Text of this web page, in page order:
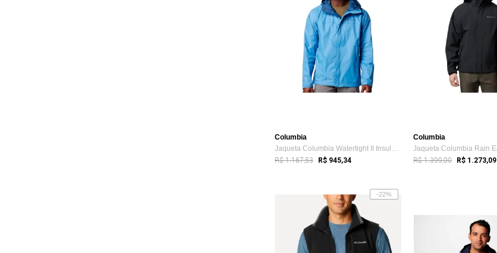
Columbia
Jaqueta Columbia Watertight II Insulate ...
R$ 1.167,53 R$ 945,34
Columbia
R$ 1.399,00 R$ 1.273,09
-22%